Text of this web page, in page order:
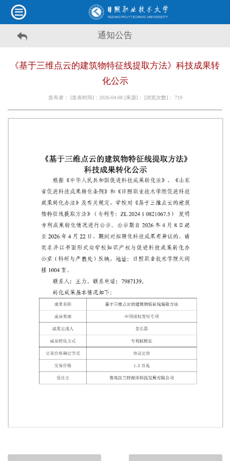
通知公告
《基于三维点云的建筑物特征线提取方法》科技成果转
化公示
发布者： [发表时间]：2026-04-08 [来源]： [浏览次数]： 719